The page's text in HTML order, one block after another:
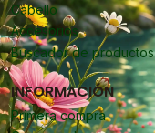
Cabello
Accesorios
Buscador de productos
INFORMACIÓN
Primera compra